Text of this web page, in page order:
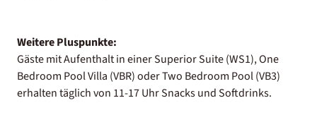
Weitere Pluspunkte:
Gäste mit Aufenthalt in einer Superior Suite (WS1), One
Bedroom Pool Villa (VBR) oder Two Bedroom Pool (VB3)
erhalten täglich von 11-17 Uhr Snacks und Softdrinks.